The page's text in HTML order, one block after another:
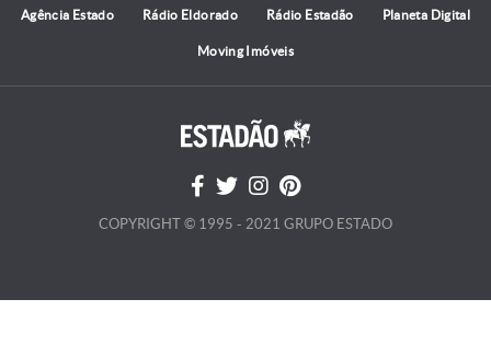
Agência Estado Rádio Eldorado Rádio Estadão Planeta Digital
Moving Imóveis
COPYRIGHT © 1995 - 2021 GRUPO ESTADO